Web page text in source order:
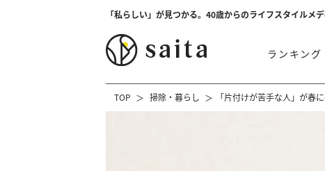
「私らしい」が見つかる。40歳からのライフスタイルメ
ランキング
TOP 掃除・暮らし 「片付けが苦手な人」が春